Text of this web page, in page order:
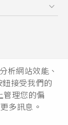
析網站效能、
接受我們的
理您的偏
多訊息。